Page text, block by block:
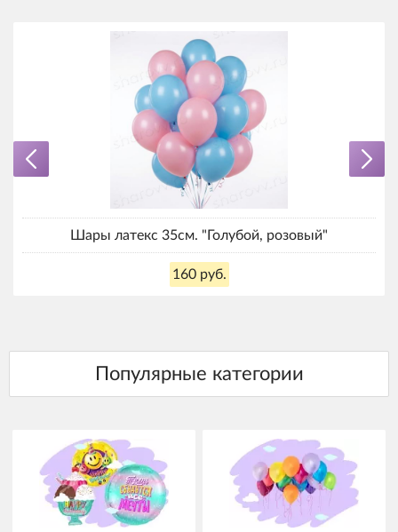
Шары латекс 35см. "Голубой, розовый"
160 руб.